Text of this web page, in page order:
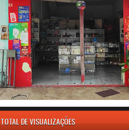
TOTAL DE VISUALIZAÇÕES